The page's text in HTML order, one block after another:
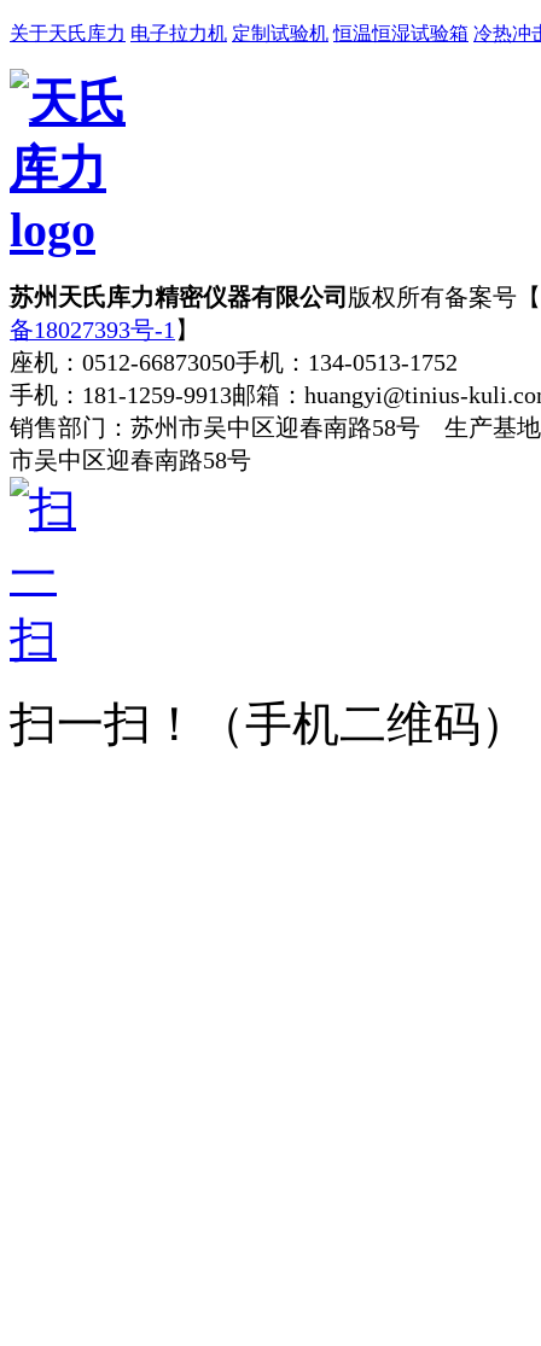
关于天氏库力 电子拉力机 定制试验机 恒温恒湿试验箱 冷热冲
苏州天氏库力精密仪器有限公司 版权所有备案号【
备18027393号-1 】
座机：0512-66873050手机：134-0513-1752
手机：181-1259-9913邮箱：huangyi@tinius-
销售部门：苏州市吴中区迎春南路58号 生产基
市吴中区迎春南路58号
扫一扫！ （手机二维码）